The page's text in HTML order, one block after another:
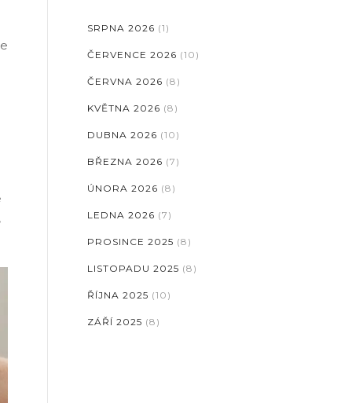
SRPNA 2026 (1)
ČERVENCE 2026 (10)
ČERVNA 2026 (8)
KVĚTNA 2026 (8)
DUBNA 2026 (10)
BŘEZNA 2026 (7)
ÚNORA 2026 (8)
LEDNA 2026 (7)
PROSINCE 2025 (8)
LISTOPADU 2025 (8)
ŘÍJNA 2025 (10)
ZÁŘÍ 2025 (8)